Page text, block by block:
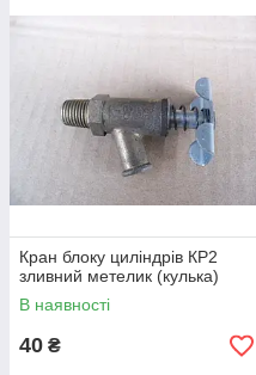
Кран блоку циліндрів КР2
зливний метелик (кулька)
В наявності
40 ₴